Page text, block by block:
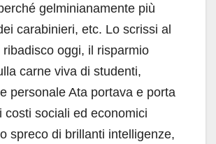
gelminianamente più
carabinieri, etc. Lo scrissi al
oggi, il risparmio
carne viva di studenti,
personale Ata portava e porta
costi sociali ed economici
spreco di brillanti intelligenze,